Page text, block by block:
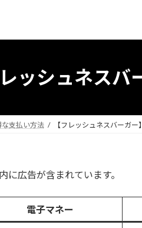
レッシュネス
な支払い方法 【フレッシュネスバーガ
に広告が含まれています。
電子マネー